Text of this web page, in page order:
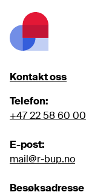
Footer
Kontakt oss
Telefon:
+47 22 58 60 00
E-post:
mail@r-bup.no
Besøksadresse